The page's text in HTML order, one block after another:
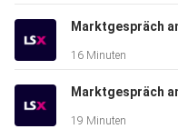
16 Minuten
19 Minuten